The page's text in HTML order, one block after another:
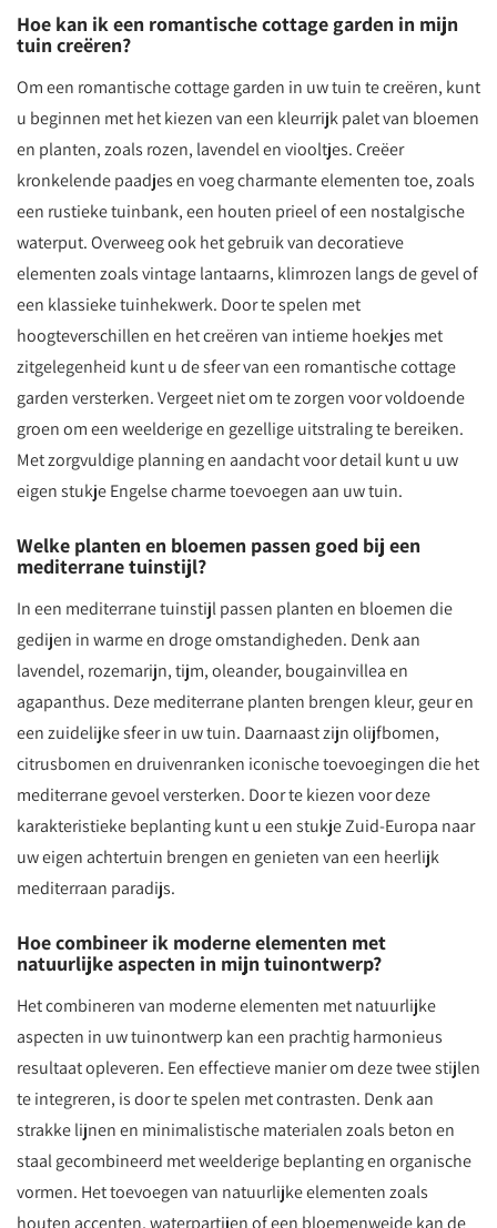
Hoe kan ik een romantische cottage garden in mijn
tuin creëren?
Om een romantische cottage garden in uw tuin te creëren, kunt
u beginnen met het kiezen van een kleurrijk palet van bloemen
en planten, zoals rozen, lavendel en viooltjes. Creëer
kronkelende paadjes en voeg charmante elementen toe, zoals
een rustieke tuinbank, een houten prieel of een nostalgische
waterput. Overweeg ook het gebruik van decoratieve
elementen zoals vintage lantaarns, klimrozen langs de gevel of
een klassieke tuinhekwerk. Door te spelen met
hoogteverschillen en het creëren van intieme hoekjes met
zitgelegenheid kunt u de sfeer van een romantische cottage
garden versterken. Vergeet niet om te zorgen voor voldoende
groen om een weelderige en gezellige uitstraling te bereiken.
Met zorgvuldige planning en aandacht voor detail kunt u uw
eigen stukje Engelse charme toevoegen aan uw tuin.
Welke planten en bloemen passen goed bij een
mediterrane tuinstijl?
In een mediterrane tuinstijl passen planten en bloemen die
gedijen in warme en droge omstandigheden. Denk aan
lavendel, rozemarijn, tijm, oleander, bougainvillea en
agapanthus. Deze mediterrane planten brengen kleur, geur en
een zuidelijke sfeer in uw tuin. Daarnaast zijn olijfbomen,
citrusbomen en druivenranken iconische toevoegingen die het
mediterrane gevoel versterken. Door te kiezen voor deze
karakteristieke beplanting kunt u een stukje Zuid-Europa naar
uw eigen achtertuin brengen en genieten van een heerlijk
mediterraan paradijs.
Hoe combineer ik moderne elementen met
natuurlijke aspecten in mijn tuinontwerp?
Het combineren van moderne elementen met natuurlijke
aspecten in uw tuinontwerp kan een prachtig harmonieus
resultaat opleveren. Een effectieve manier om deze twee stijlen
te integreren, is door te spelen met contrasten. Denk aan
strakke lijnen en minimalistische materialen zoals beton en
staal gecombineerd met weelderige beplanting en organische
vormen. Het toevoegen van natuurlijke elementen zoals
houten accenten, waterpartijen of een bloemenweide kan de